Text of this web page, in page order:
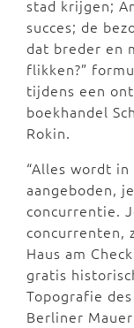
stad krijgen;
succes; de
dat breder en
flikken?”
tijdens een
boekhandel
Rokin.
“Alles wordt
aangeboden,
concurrentie.
concurrenten,
Haus am
gratis
Topografie
Berliner